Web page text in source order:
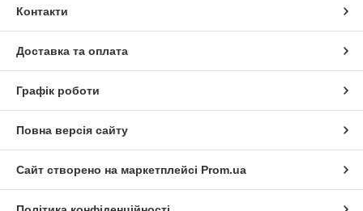
Контакти
Доставка та оплата
Графік роботи
Повна версія сайту
Сайт створено на маркетплейсі Prom.ua